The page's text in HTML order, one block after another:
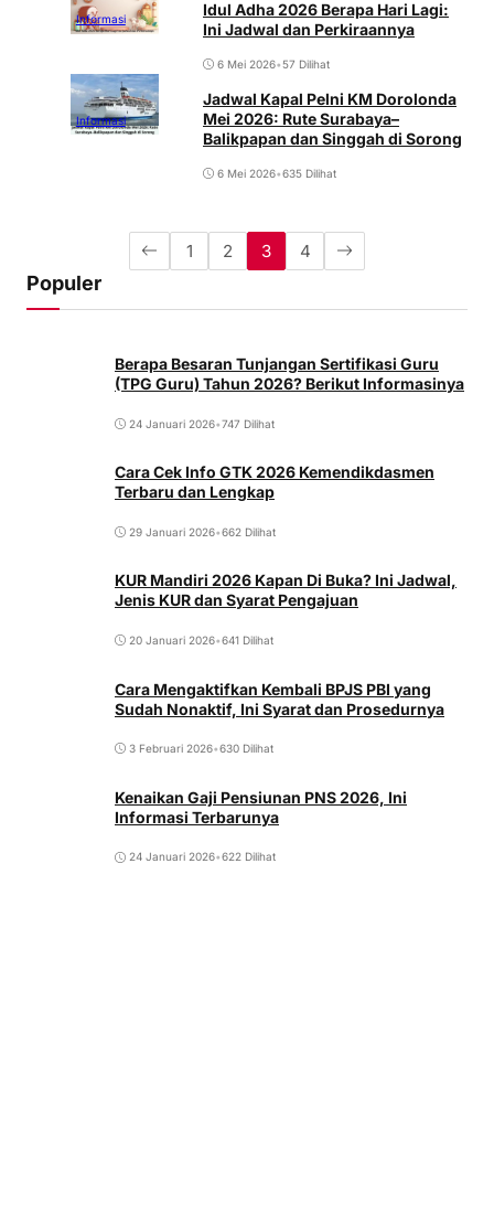
Informasi
Idul Adha 2026 Berapa Hari Lagi:
Ini Jadwal dan Perkiraannya
6 Mei 2026•57 Dilihat
Informasi
Jadwal Kapal Pelni KM Dorolonda
Mei 2026: Rute Surabaya–
Balikpapan dan Singgah di Sorong
6 Mei 2026•635 Dilihat
1 2 3 4
Populer
Berapa Besaran Tunjangan Sertifikasi Guru
(TPG Guru) Tahun 2026? Berikut Informasinya
24 Januari 2026•747 Dilihat
Cara Cek Info GTK 2026 Kemendikdasmen
Terbaru dan Lengkap
29 Januari 2026•662 Dilihat
KUR Mandiri 2026 Kapan Di Buka? Ini Jadwal,
Jenis KUR dan Syarat Pengajuan
20 Januari 2026•641 Dilihat
Cara Mengaktifkan Kembali BPJS PBI yang
Sudah Nonaktif, Ini Syarat dan Prosedurnya
3 Februari 2026•630 Dilihat
Kenaikan Gaji Pensiunan PNS 2026, Ini
Informasi Terbarunya
24 Januari 2026•622 Dilihat